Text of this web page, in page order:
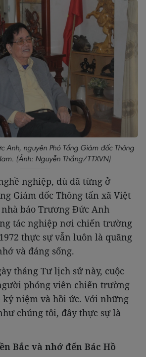
Anh, nguyên Phó Tổng Giám đốc Thông
(Ảnh: Nguyễn Thắng/TTXVN)
nghiệp, dù đã từng ở
Giám đốc Thông tấn xã Việt
báo Trương Đức Anh
tác nghiệp nơi chiến trường
thực sự vẫn luôn là quãng
và đáng sống.
tháng Tư lịch sử này, cuộc
phóng viên chiến trường
kỷ niệm và hồi ức. Với những
chúng tôi, đây thực sự là
Bắc và nhớ đến Bác Hồ